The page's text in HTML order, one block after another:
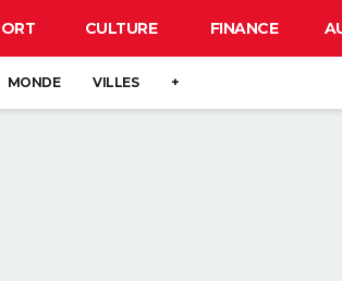
CULTURE FINANCE
MONDE VILLES +